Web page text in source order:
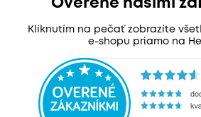
Overené našimi
Kliknutím na pečať zobrazíte
e-shopu priamo na